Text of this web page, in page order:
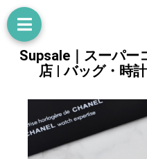
Supsale｜スーパー
店 | バッグ・時